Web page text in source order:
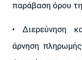
παράβαση όρου
• Διερεύνηση
άρνηση